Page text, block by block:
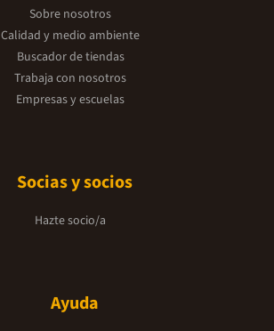
Sobre nosotros
Calidad y medio ambiente
Buscador de tiendas
Trabaja con nosotros
Empresas y escuelas
Socias y socios
Hazte socio/a
Ayuda